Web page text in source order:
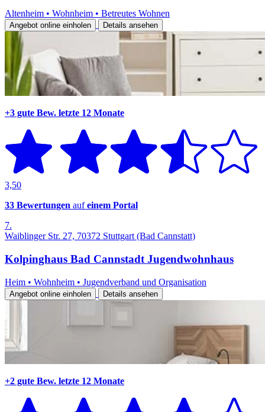
Altenheim • Wohnheim • Betreutes Wohnen
Angebot online einholen Details ansehen
+3 gute Bew. letzte 12 Monate
3,50
33 Bewertungen aufeinem Portal
7.
Waiblinger Str. 27, 70372 Stuttgart (Bad Cannstatt)
Kolpinghaus Bad Cannstadt Jugendwohnhaus
Heim • Wohnheim • Jugendverband und Organisation
Angebot online einholen Details ansehen
+2 gute Bew. letzte 12 Monate